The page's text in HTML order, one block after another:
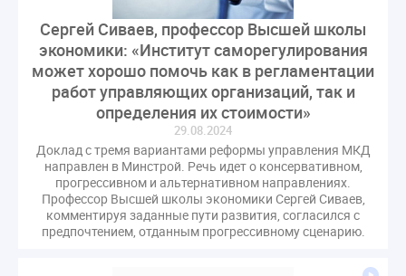
индексация
индикаторы риска
кадры
категория риска
квалифэкзамен
кворум ОСС
коммунальные ресурсы
коррупция
микрогенерация
надзор
неосновательное обогащение
непредвиденные расходы
нормотворчество
общедомовое имущество
общедомовой прибор учета
общее собрание
общественный совет
объект культурного наследия
Сергей Сиваев, профессор Высшей школы
экономики: «Институт саморегулирования
может хорошо помочь как в регламентации
работ управляющих организаций, так и
определения их стоимости»
29.08.2024
Доклад с тремя вариантами реформы управления МКД
направлен в Минстрой. Речь идет о консервативном,
прогрессивном и альтернативном направлениях.
Профессор Высшей школы экономики Сергей Сиваев,
комментируя заданные пути развития, согласился с
предпочтением, отданным прогрессивному сценарию.